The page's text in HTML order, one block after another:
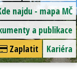
najdu - mapa MČ
a publikace
Kariéra
Zaplatit